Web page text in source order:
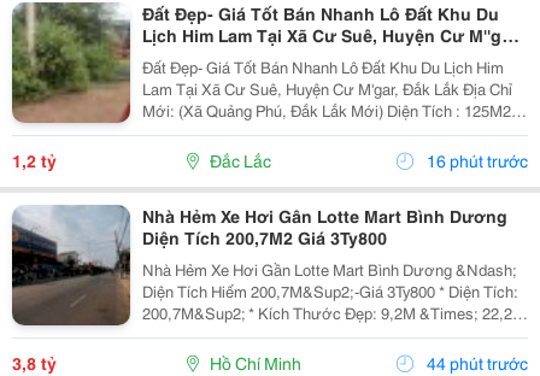
Đất Đẹp- Giá Tốt Bán Nhanh Lô Đất Khu Du
Lịch Him Lam Tại Xã Cư Suê, Huyện Cư M''gar,
Đắk Lắk
Đất Đẹp- Giá Tốt Bán Nhanh Lô Đất Khu Du Lịch Him
Lam Tại Xã Cư Suê, Huyện Cư M'gar, Đắk Lắk Địa Chỉ
Mới: (Xã Quảng Phú, Đắk Lắk Mới) Diện Tích : 125M2,
75M2 Thổ Cư. Nở Hậu Giá Bán: 1,2 Tỷ(Có Thương
Lượng) - Vị Trí Đẹp Giao Thông Thuận Lợi, Đất...
1,2 tỷ Đắc Lắc 16 phút trước
Nhà Hẻm Xe Hơi Gân Lotte Mart Bình Dương
Diện Tích 200,7M2 Giá 3Ty800
Nhà Hẻm Xe Hơi Gần Lotte Mart Bình Dương &Ndash;
Diện Tích Hiếm 200,7M&Sup2;-Giá 3Ty800 * Diện Tích:
200,7M&Sup2; * Kích Thước Đẹp: 9,2M &Times; 22,2M
* Nhà Cấp 4 Gồm 3 Phòng Ngủ, 1 Wc * Hẻm Xe Hơi
Rộng, Ô Tô Vào Tận Nhà * Hướng Đông Nam, Đất...
3,8 tỷ Hồ Chí Minh 44 phút trước